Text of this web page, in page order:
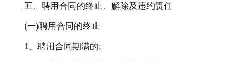
五、聘用合同的终止、解除及违约责任
(一)聘用合同的终止
1、聘用合同期满的;